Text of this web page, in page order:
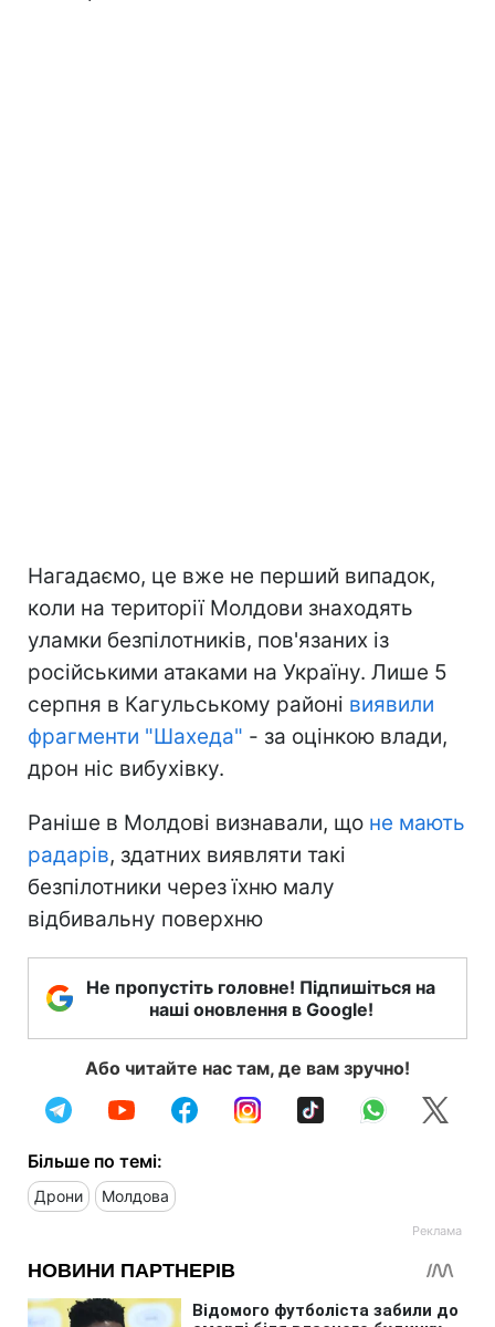
Нагадаємо, це вже не перший випадок,
коли на території Молдови знаходять
уламки безпілотників, пов'язаних із
російськими атаками на Україну. Лише 5
серпня в Кагульському районі виявили
фрагменти "Шахеда" - за оцінкою влади,
дрон ніс вибухівку.
Раніше в Молдові визнавали, що не мають
радарів, здатних виявляти такі
безпілотники через їхню малу
відбивальну поверхню
Не пропустіть головне! Підпишіться на
наші оновлення в Google!
Або читайте нас там, де вам зручно!
Більше по темі:
Дрони Молдова